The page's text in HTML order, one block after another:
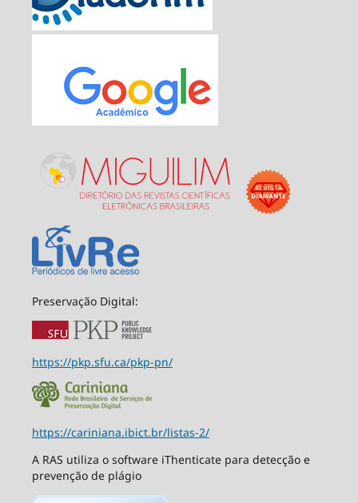
Preservação Digital:
https://pkp.sfu.ca/pkp-pn/
https://cariniana.ibict.br/listas-2/
A RAS utiliza o software iThenticate para detecção e
prevenção de plágio